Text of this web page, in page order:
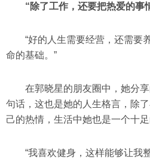
“除了工作，还要把热爱的事
“好的人生需要经营，还需要
命的基础。”
在郭晓星的朋友圈中，她分
句话，这也是她的人生格言，除
己的热情，生活中她也是一个十足
“我喜欢健身，这样能够让我